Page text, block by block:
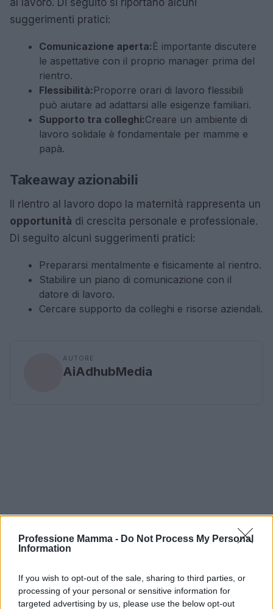
Professione Mamma - Do Not Process My Personal
Information
If you wish to opt-out of the sale, sharing to third parties, or
processing of your personal or sensitive information for
targeted advertising by us, please use the below opt-out
suggerimenti pratici:
Comunicazione aperta: È importante discutere
le aspettative con il proprio manager prima del
rientro.
Flessibilità: Proporre orari di lavoro flessibili
può aiutare ad adattarsi alle esigenze familiari.
Supporto tra colleghi:Creare un ambiente di
lavoro solidale è fondamentale per mamme e
papà.
Takeaway azionabili
Il rientro al lavoro dopo la maternità rappresenta un
opportunità di crescita personale e professionale.
Di seguito alcuni suggerimenti pratici:
Prepararsi mentalmente e fisicamente al rientro.
Stabilire un piano di comunicazione con il
datore di lavoro.
Cercare supporto da colleghi e risorse aziendali.
AUTORE
AiAdhubMedia